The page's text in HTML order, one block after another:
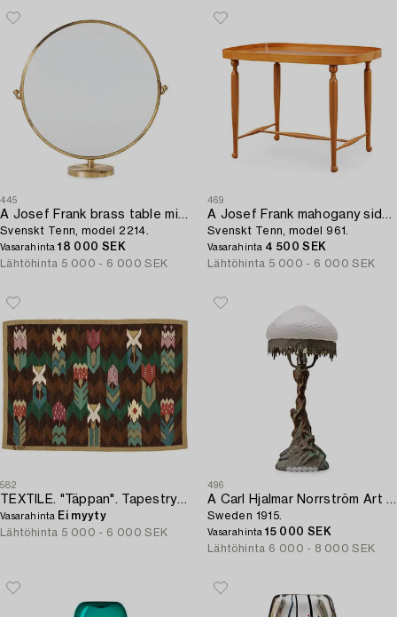
445
A Josef Frank brass table mirror,
Svenskt Tenn, model 2214.
Vasarahinta18 000 SEK
Lähtöhinta 5 000 - 6 000 SEK
469
A Josef Frank mahogany side table,
Svenskt Tenn, model 961.
Vasarahinta 4 500 SEK
Lähtöhinta 5 000 - 6 000 SEK
582
TEXTILE. "Täppan". Tapestry weave. 50 x 70 cm. Signed AB MMF.
Vasarahinta Ei myyty
Lähtöhinta 5 000 - 6 000 SEK
496
A Carl Hjalmar Norrström Art Nouveau patinated bronze table lamp,
Sweden 1915.
Vasarahinta15 000 SEK
Lähtöhinta 6 000 - 8 000 SEK